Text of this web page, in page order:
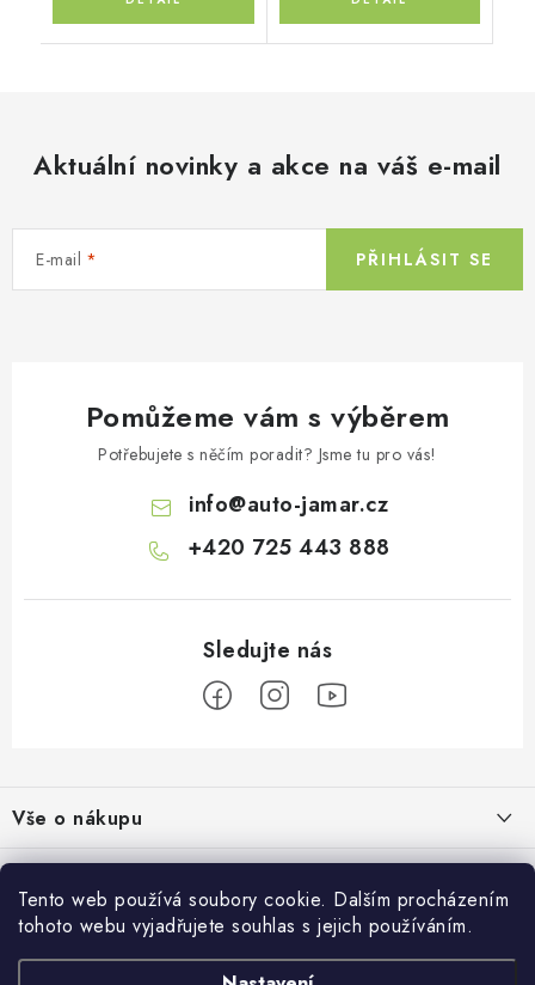
Tento web používá soubory cookie. Dalším procházením
tohoto webu vyjadřujete souhlas s jejich používáním.
Aktuální novinky a akce na váš e-mail
E-mail PŘIHLÁSIT SE
Pomůžeme vám s výběrem
Potřebujete s něčím poradit? Jsme tu pro vás!
info@auto-jamar.cz
+420 725 443 888
p
a
Vše o nákupu
Doprava a platba
Vrácení a výměna
Reklamace
O nás
Kontakty
Prodejna